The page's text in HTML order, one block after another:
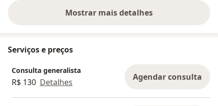
Mostrar mais detalhes
sobre a experiência
Serviços e preços
Consulta generalista
R$ 130 Detalhes Agendar consulta